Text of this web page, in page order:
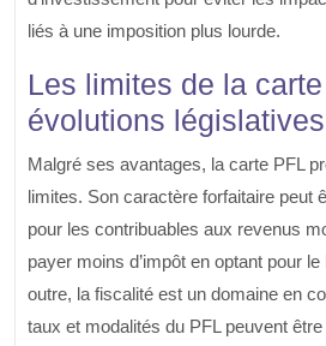
liés à une imposition plus lourde.
Les limites de la
évolutions législatives
Malgré ses avantages, la carte PFL
limites. Son caractère forfaitaire peut
pour les contribuables aux revenus
payer moins d’impôt en optant pour
outre, la fiscalité est un domaine en
taux et modalités du PFL peuvent